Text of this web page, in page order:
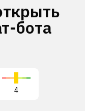
бота
4